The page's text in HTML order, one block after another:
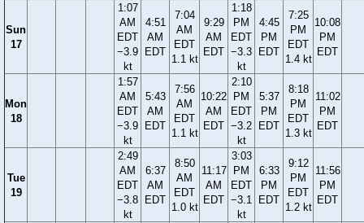
Sun
17
1:07
AM
EDT
−3.9
kt
4:51
AM
EDT
7:04
AM
EDT
1.1 kt
9:29
AM
EDT
1:18
PM
EDT
−3.3
kt
4:45
PM
EDT
7:25
PM
EDT
1.4 kt
10:08
PM
EDT
Mon
18
1:57
AM
EDT
−3.9
kt
5:43
AM
EDT
7:56
AM
EDT
1.1 kt
10:22
AM
EDT
2:10
PM
EDT
−3.2
kt
5:37
PM
EDT
8:18
PM
EDT
1.3 kt
11:02
PM
EDT
Tue
19
2:49
AM
EDT
−3.8
kt
6:37
AM
EDT
8:50
AM
EDT
1.0 kt
11:17
AM
EDT
3:03
PM
EDT
−3.1
kt
6:33
PM
EDT
9:12
PM
EDT
1.2 kt
11:56
PM
EDT